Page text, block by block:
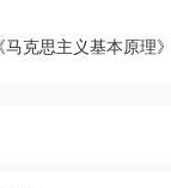
马克思主义基本原理